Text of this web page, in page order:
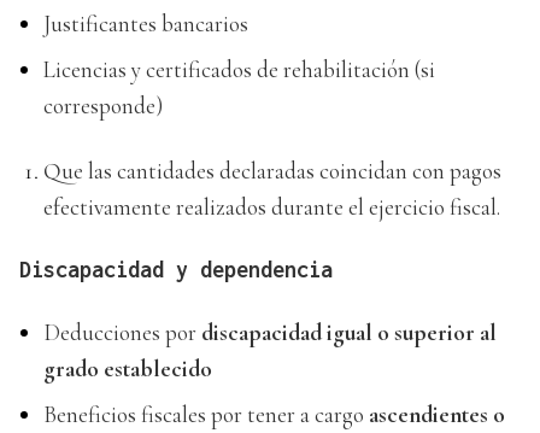
Justificantes bancarios
Licencias y certificados de rehabilitación (si
corresponde)
Que las cantidades declaradas coincidan con pagos
efectivamente realizados durante el ejercicio fiscal.
Discapacidad y dependencia
Deducciones por discapacidad igual o superior al
grado establecido
Beneficios fiscales por tener a cargo ascendientes o